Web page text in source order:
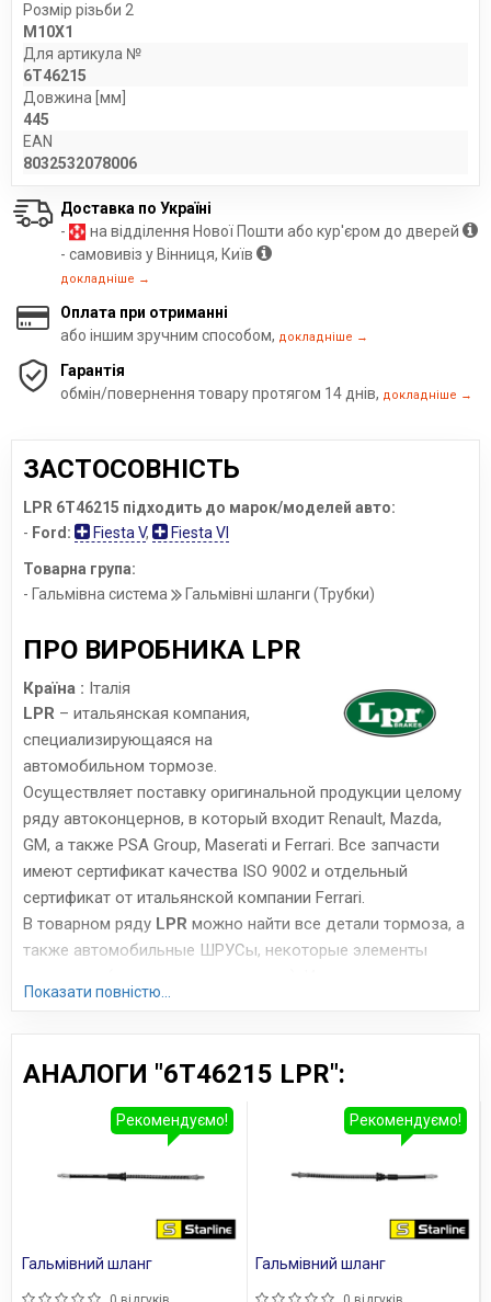
Розмір різьби 2
M10X1
Для артикула №
6T46215
Довжина [мм]
445
EAN
8032532078006
Доставка по Україні
-
на відділення Нової Пошти або кур'єром до дверей
- самовивіз у Вінниця, Київ
докладніше →
Оплата при отриманні
або іншим зручним способом, докладніше →
Гарантія
обмін/повернення товару протягом 14 днів, докладніше →
ЗАСТОСОВНІСТЬ
LPR 6T46215 підходить до марок/моделей авто:
- Ford: Fiesta V, Fiesta VI
Товарна група:
- Гальмівна система
Гальмівні шланги (Трубки)
ПРО ВИРОБНИКА LPR
Країна : Італія
LPR – итальянская компания,
специализирующаяся на
автомобильном тормозе.
Осуществляет поставку оригинальной продукции целому
ряду автоконцернов, в который входит Renault, Mazda,
GM, а также PSA Group, Maserati и Ferrari. Все запчасти
имеют сертификат качества ISO 9002 и отдельный
сертификат от итальянской компании Ferrari.
В товарном ряду LPR можно найти все детали тормоза, а
также автомобильные ШРУСы, некоторые элементы
запчасти, производимые всего на 4 заводах, отличаются
азиатских заводов – цена примерно та же, но качество
намного выше. Особенно хороши тормоза LPR, поскольку
они имеют стабильный тормозной момент, низкую
Усі запчастини LPR →
Показати повністю...
АНАЛОГИ "6T46215 LPR":
Гальмівний шланг
Рекомендуємо!
Гальмівний шланг
Рекомендуємо!